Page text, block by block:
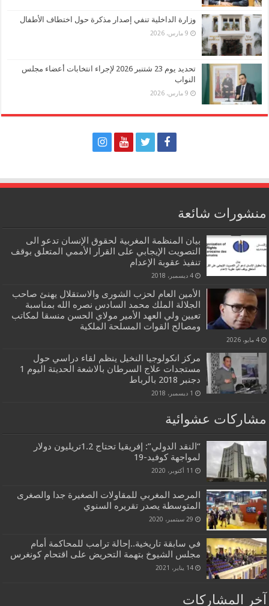
وزارة الداخلية تنفي إصدار مذكرة حول اختطاف الأطفال
9 مارس، 2026
تحديد يوم 23 شتنبر 2026 لإجراء انتخابات أعضاء مجلس
النواب
9 مارس، 2026
منشورات شائعة
بيان المنظمة المغربية لحقوق الإنسان تدعو الى
التصويت الإيجابي على القرار الأممي المتعلق بوقف
تنفيذ عقوبة الإعدام
4 ديسمبر، 2018
الأمين العام لحزب الشورى والاستقلال يهنئ صاحب
الجلالة الملك محمد السادس نصره الله بمناسبة
تعيين ولي العهد الأمير مولاي الحسن منسقا لمكاتب
ومصالح القوات المسلحة الملكية
4 مايو، 2026
مركز انكولوجيا النخيل ينظم لقاء دراسي حول
مستجدات علاج السرطان بالاشعة الحديتة اليوم 1
دجنبر 2018 بالرباط
1 ديسمبر، 2018
مشاركات عشوائية
“النقد الدولي”: إفريقيا تحتاج 1.2تريليون دولار
لمواجهة كوفيد-19
11 أكتوبر، 2020
المرصد المغربي للمقاولات الصغيرة جدا والصغرى
المتوسطة يصدر تقريره السنوي
29 سبتمبر، 2020
في سابقة تاريخية..إحالة ترامب للمحاكمة أمام
مجلس الشيوخ بتهمة التحريض على اقتحام كونغرس
14 يناير، 2021
آخر المشاركات